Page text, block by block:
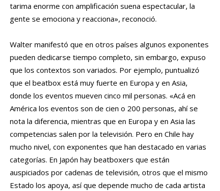
tarima enorme con amplificación suena espectacular, la
gente se emociona y reacciona», reconoció.
Walter manifestó que en otros países algunos exponentes
pueden dedicarse tiempo completo, sin embargo, expuso
que los contextos son variados. Por ejemplo, puntualizó
que el beatbox está muy fuerte en Europa y en Asia,
donde los eventos mueven cinco mil personas. «Acá en
América los eventos son de cien o 200 personas, ahí se
nota la diferencia, mientras que en Europa y en Asia las
competencias salen por la televisión. Pero en Chile hay
mucho nivel, con exponentes que han destacado en varias
categorías. En Japón hay beatboxers que están
auspiciados por cadenas de televisión, otros que el mismo
Estado los apoya, así que depende mucho de cada artista